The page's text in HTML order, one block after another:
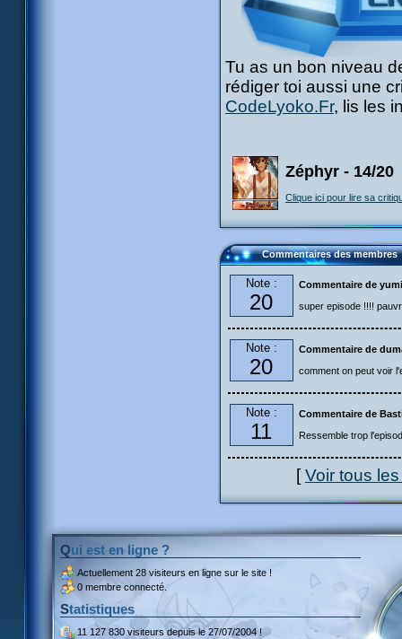
Tu as un bon niveau
rédiger toi aussi une
CodeLyoko.Fr, lis les
Zéphyr - 14/20
Clique ici pour lire sa
Commentaires des membres
Note :
20
Commentaire de
super episode !!!!
Note :
20
Commentaire de
comment on peut voir
Note :
11
Commentaire de
Ressemble trop
[Voir tous
Qui est en ligne ?
Actuellement 28 visiteurs en ligne sur le site !
0 membre connecté.
Statistiques
11 127 830 visiteursdepuis le 27/07/2004 !